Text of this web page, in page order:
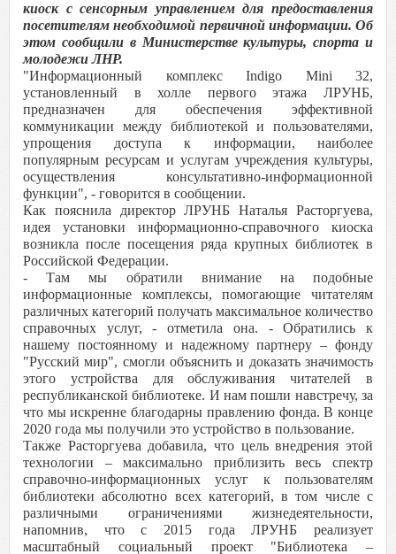
киоск с сенсорным управлением для предоставления
посетителям необходимой первичной информации. Об
этом сообщили в Министерстве культуры, спорта и
молодежи ЛНР.
"Информационный комплекс Indigo Mini 32,
установленный в холле первого этажа ЛРУНБ,
предназначен для обеспечения эффективной
коммуникации между библиотекой и пользователями,
упрощения доступа к информации, наиболее
популярным ресурсам и услугам учреждения культуры,
осуществления консультативно-информационной
функции", - говорится в сообщении.
Как пояснила директор ЛРУНБ Наталья Расторгуева,
идея установки информационно-справочного киоска
возникла после посещения ряда крупных библиотек в
Российской Федерации.
- Там мы обратили внимание на подобные
информационные комплексы, помогающие читателям
различных категорий получать максимальное количество
справочных услуг, - отметила она. - Обратились к
нашему постоянному и надежному партнеру – фонду
"Русский мир", смогли объяснить и доказать значимость
этого устройства для обслуживания читателей в
республиканской библиотеке. И нам пошли навстречу, за
что мы искренне благодарны правлению фонда. В конце
2020 года мы получили это устройство в пользование.
Также Расторгуева добавила, что цель внедрения этой
технологии – максимально приблизить весь спектр
справочно-информационных услуг к пользователям
библиотеки абсолютно всех категорий, в том числе с
различными ограничениями жизнедеятельности,
напомнив, что с 2015 года ЛРУНБ реализует
масштабный социальный проект "Библиотека –